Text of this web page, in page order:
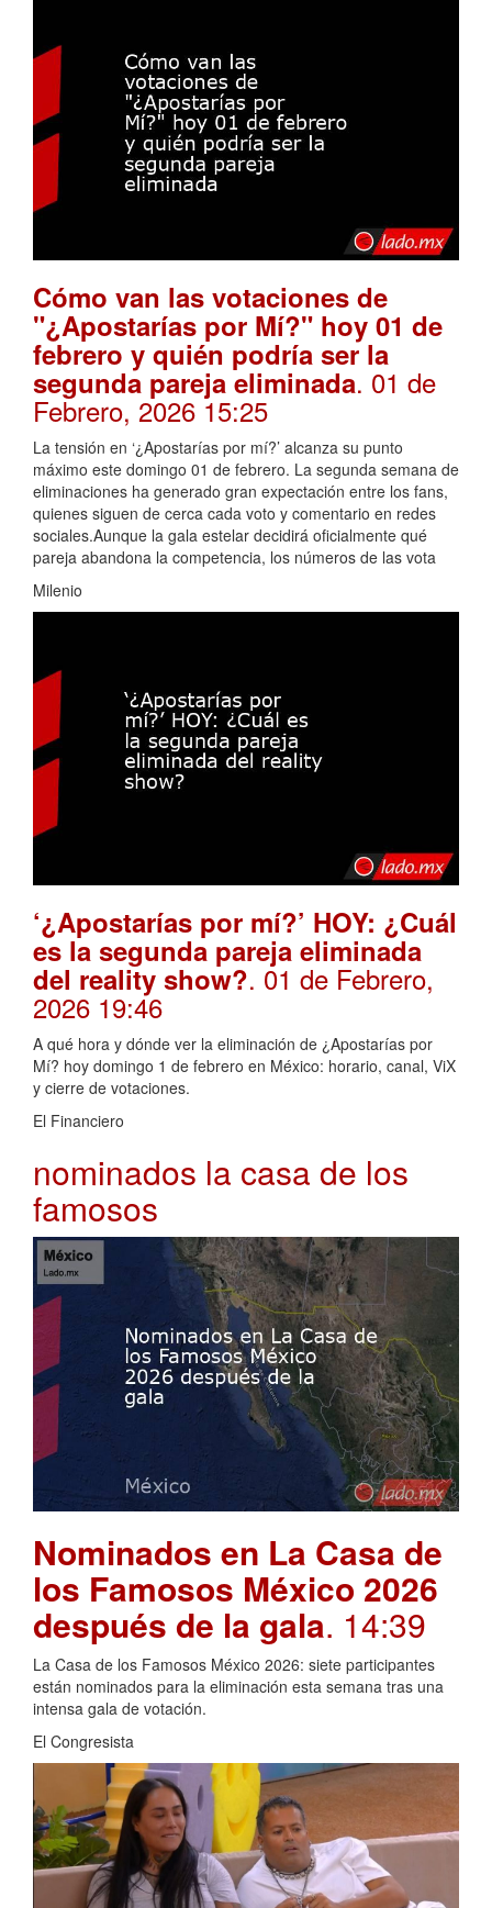
Cómo van las votaciones de
"¿Apostarías por Mí?" hoy 01 de
febrero y quién podría ser la
segunda pareja eliminada. 01 de
Febrero, 2026 15:25
La tensión en ‘¿Apostarías por mí?’ alcanza su punto
máximo este domingo 01 de febrero. La segunda semana de
eliminaciones ha generado gran expectación entre los fans,
quienes siguen de cerca cada voto y comentario en redes
sociales.Aunque la gala estelar decidirá oficialmente qué
pareja abandona la competencia, los números de las vota
Milenio
‘¿Apostarías por mí?’ HOY: ¿Cuál
es la segunda pareja eliminada
del reality show?. 01 de Febrero,
2026 19:46
A qué hora y dónde ver la eliminación de ¿Apostarías por
Mí? hoy domingo 1 de febrero en México: horario, canal, ViX
y cierre de votaciones.
El Financiero
nominados la casa de los
famosos
Nominados en La Casa de
los Famosos México 2026
después de la gala. 14:39
La Casa de los Famosos México 2026: siete participantes
están nominados para la eliminación esta semana tras una
intensa gala de votación.
El Congresista